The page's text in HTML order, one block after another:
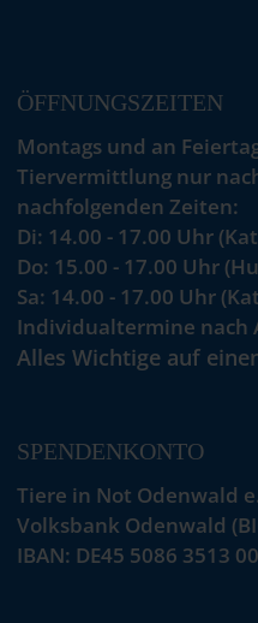
ÖFFNUNGSZEITEN
Montags und an
Tiervermittlung nur
nachfolgenden Zeiten:
Di: 14.00 - 17.00 Uhr
Do: 15.00 - 17.00 Uhr
Sa: 14.00 - 17.00 Uhr
Individualtermine nach
Alles Wichtige auf
SPENDENKONTO
Tiere in Not Odenwald
Volksbank Odenwald
IBAN: DE45 5086 3513